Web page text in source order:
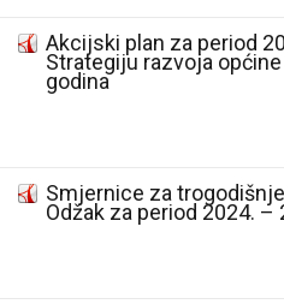
Akcijski plan za period
Strategiju razvoja
godina
Smjernice za
Odžak za period 2024. –